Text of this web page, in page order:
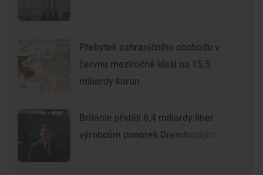
Přebytek zahraničního obchodu v
červnu meziročně klesl na 15,5
miliardy korun
Británie přidělí 8,4 miliardy liber
výrobcům ponorek Dreadnought